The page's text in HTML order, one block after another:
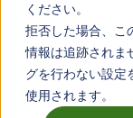
ください。
拒否した場合、こ
情報は追跡されま
グを行わない設定
使用されます。